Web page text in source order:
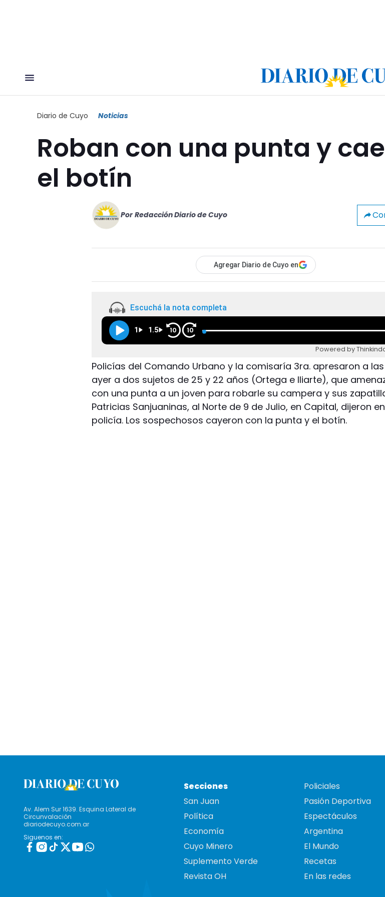
Diario de Cuyo Noticias
Roban con una punta y
el botín
Por Redacción Diario de Cuyo
Agregar Diario de Cuyo en
Escuchá la nota completa
1 1.5 10 10
Powered by
Policías del Comando Urbano y la comisaría 3ra. apresaron a
ayer a dos sujetos de 25 y 22 años (Ortega e Iliarte), que
con una punta a un joven para robarle su campera y sus
Patricias Sanjuaninas, al Norte de 9 de Julio, en Capital, dijeron
policía. Los sospechosos cayeron con la punta y el botín.
Av. Alem Sur 1639. Esquina Lateral de
Circunvalación
diariodecuyo.com.ar
Siguenos en:
Secciones
San Juan
Política
Economía
Cuyo Minero
Suplemento Verde
Revista OH
Policiales
Pasión Deportiva
Espectáculos
Argentina
El Mundo
Recetas
En las redes